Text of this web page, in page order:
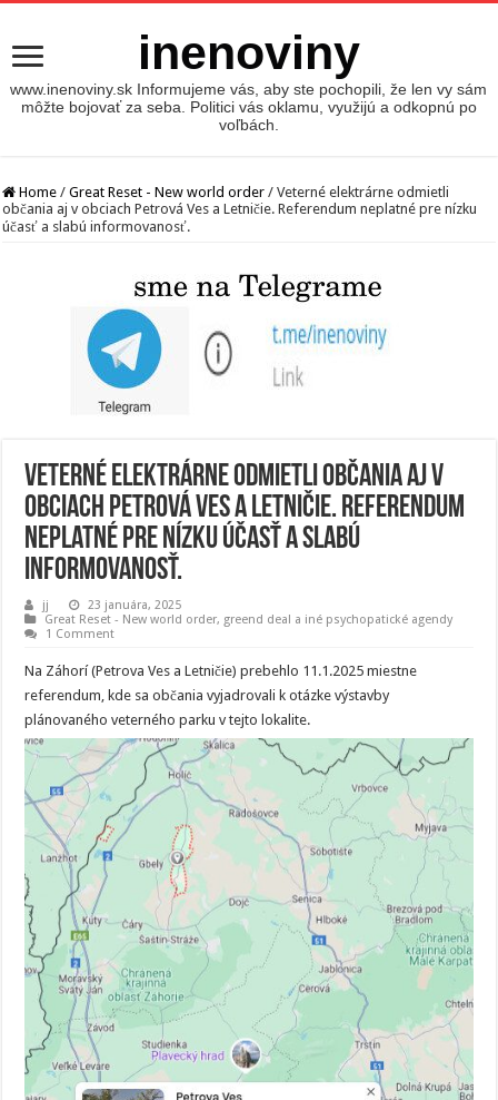
inenoviny
www.inenoviny.sk Informujeme vás, aby ste pochopili, že len vy sám
môžte bojovať za seba. Politici vás oklamu, využijú a odkopnú po
voľbách.
Home / Great Reset - New world order / Veterné elektrárne odmietli
občania aj v obciach Petrová Ves a Letničie. Referendum neplatné pre nízku
účasť a slabú informovanosť.
Veterné elektrárne odmietli občania aj v
obciach Petrová Ves a Letničie. Referendum
neplatné pre nízku účasť a slabú
informovanosť.
jj
23 januára, 2025
Great Reset - New world order, greend deal a iné psychopatické agendy
1 Comment
Na Záhorí (Petrova Ves a Letničie) prebehlo 11.1.2025 miestne
referendum, kde sa občania vyjadrovali k otázke výstavby
plánovaného veterného parku v tejto lokalite.